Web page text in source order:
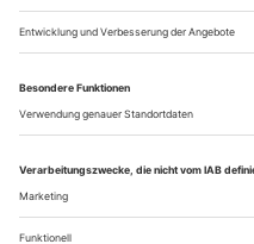
Von einem solchen Ariel
Heini Koskinen in der
Vertikaltuch auf und ab
Schwerkraft aufzuheben,
mit ihrem koboldhaft
Dass ihre Tücher
schummrig eingestellt sind,...